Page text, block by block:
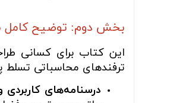
بخش دوم: توضیح کامل
این کتاب برای کسانی
ترفندهای محاسباتی تسلط
درسنامه‌های کاربردی